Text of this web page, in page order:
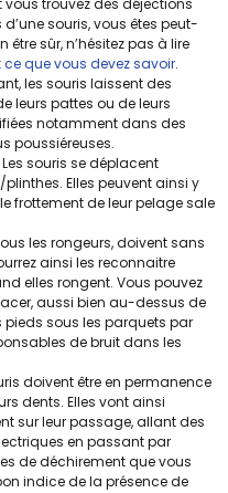
trouvez des déjections
souris, vous êtes peut-
être sûr, n’hésitez pas à lire
ce que vous devez savoir.
les souris laissent des
leurs pattes ou de leurs
notamment dans des
poussiéreuses.
Les souris se déplacent
Elles peuvent ainsi y
frottement de leur pelage sale
les rongeurs, doivent sans
ainsi les reconnaitre
elles rongent. Vous pouvez
aussi bien au-dessus de
pieds sous les parquets par
de bruit dans les
doivent être en permanence
dents. Elles vont ainsi
sur leur passage, allant des
en passant par
de déchirement que vous
indice de la présence de